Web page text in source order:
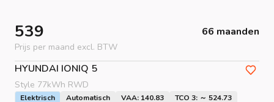
539 66 maanden
Prijs per maand excl. BTW
HYUNDAI IONIQ 5
Style 77kWh RWD
Elektrisch Automatisch VAA: 140.83
TCO 3: ～ 524.73